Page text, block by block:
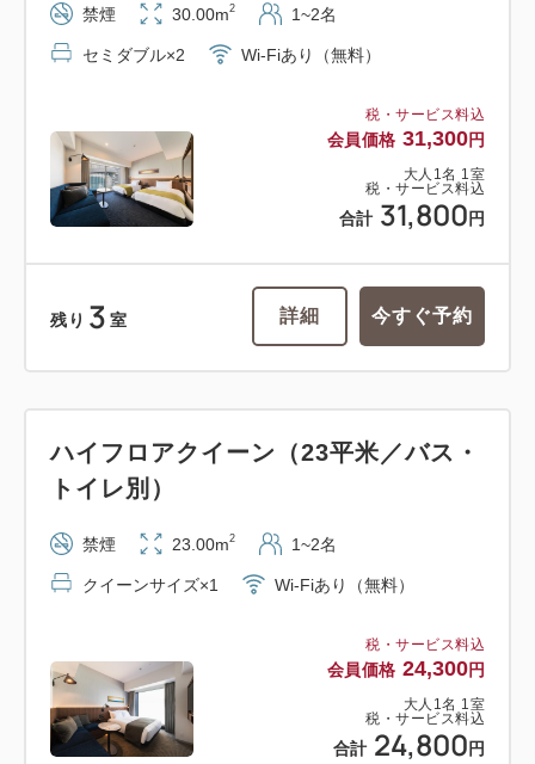
税・サービス料込
会員価格 31,300円
大人 1名 1室
税・サービス料込
合計 31,800 円
禁煙 30.00m2 1~2名
セミダブル×2 Wi-Fiあり（無料）
残り 3 室 詳細 今すぐ予約
税・サービス料込
会員価格 24,300円
大人 1名 1室
税・サービス料込
合計 24,800 円
ハイフロアクイーン（23平米／バス・
トイレ別）
禁煙 23.00m2 1~2名
クイーンサイズ×1 Wi-Fiあり（無料）